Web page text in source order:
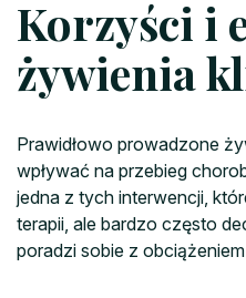
Korzyści i
żywienia
Prawidłowo prowadzone
wpływać na przebieg
jedna z tych interwencji,
terapii, ale bardzo często
poradzi sobie z